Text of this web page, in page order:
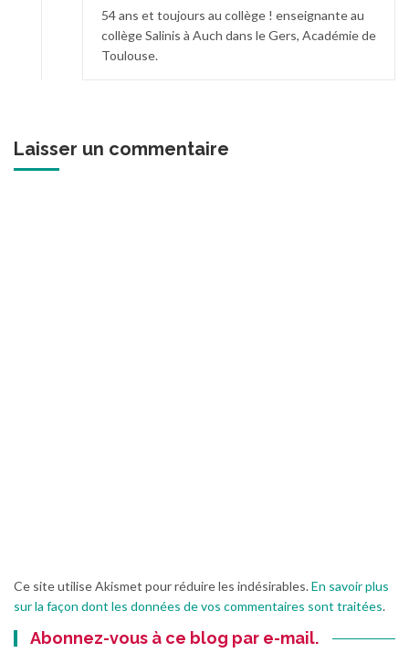
54 ans et toujours au collège ! enseignante au
collège Salinis à Auch dans le Gers, Académie de
Toulouse.
Laisser un commentaire
Ce site utilise Akismet pour réduire les indésirables.En savoir plus
sur la façon dont les données de vos commentaires sont traitées.
Abonnez-vous à ce blog par e-mail.